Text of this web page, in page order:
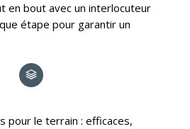
en bout avec un interlocuteur
étape pour garantir un
pour le terrain : efficaces,